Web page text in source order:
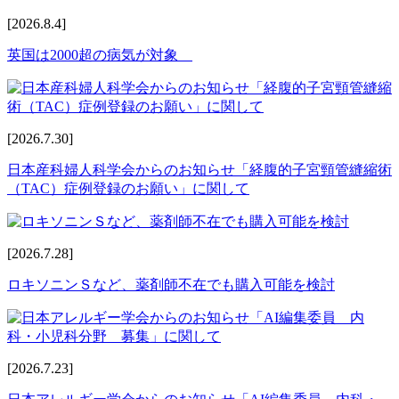
[2026.8.4]
英国は2000超の病気が対象
[2026.7.30]
日本産科婦人科学会からのお知らせ「経腹的子宮頸管縫縮術
（TAC）症例登録のお願い」に関して
[2026.7.28]
ロキソニンＳなど、薬剤師不在でも購入可能を検討
[2026.7.23]